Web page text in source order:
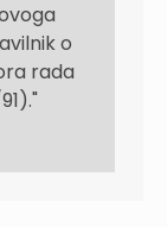
o
rada